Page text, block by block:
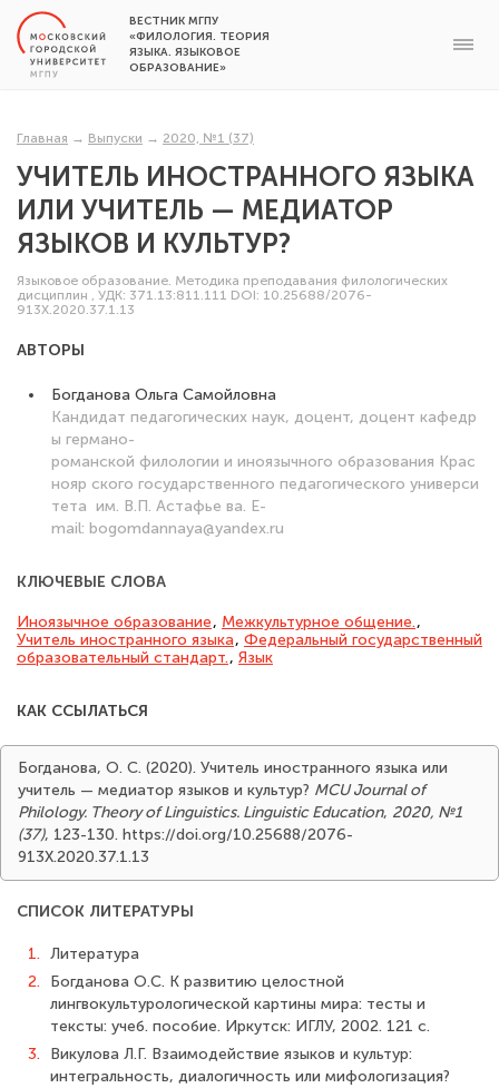
ВЕСТНИК МГПУ
«ФИЛОЛОГИЯ. ТЕОРИЯ
ЯЗЫКА. ЯЗЫКОВОЕ
ОБРАЗОВАНИЕ»
Главная → Выпуски → 2020, №1 (37)
УЧИТЕЛЬ ИНОСТРАННОГО ЯЗЫКА
ИЛИ УЧИТЕЛЬ — МЕДИАТОР
ЯЗЫКОВ И КУЛЬТУР?
Языковое образование. Методика преподавания филологических
дисциплин , УДК: 371.13:811.111 DOI: 10.25688/2076-
913X.2020.37.1.13
АВТОРЫ
Богданова Ольга Самойловна
Кандидат педагогических наук, доцент, доцент кафедр
ы германо-
романской филологии и иноязычного образования Крас
нояр ского государственного педагогического универси
тета им. В.П. Астафье ва. E-
mail: bogomdannaya@yandex.ru
КЛЮЧЕВЫЕ СЛОВА
Иноязычное образование, Межкультурное общение.,
Учитель иностранного языка, Федеральный государственный
образовательный стандарт., Язык
КАК ССЫЛАТЬСЯ
Богданова, О. С. (2020). Учитель иностранного языка или
учитель — медиатор языков и культур? MCU Journal of
Philology. Theory of Linguistics. Linguistic Education, 2020, №1
(37), 123-130. https://doi.org/10.25688/2076-
913X.2020.37.1.13
СПИСОК ЛИТЕРАТУРЫ
1. Литература
2.
Богданова О.С. К развитию целостной
лингвокультурологической картины мира: тесты и
тексты: учеб. пособие. Иркутск: ИГЛУ, 2002. 121 с.
3.
Викулова Л.Г. Взаимодействие языков и культур:
интегральность, диалогичность или мифологизация?